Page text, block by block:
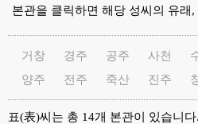
본관을 클릭하면 해당 성씨의 유래
거창 경주 공주 사천
양주
전주 죽산 진주
표(表)씨는 총 14개 본관이 있습니다.